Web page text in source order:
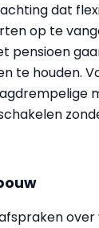
dat
op te
pensioen
te houden.